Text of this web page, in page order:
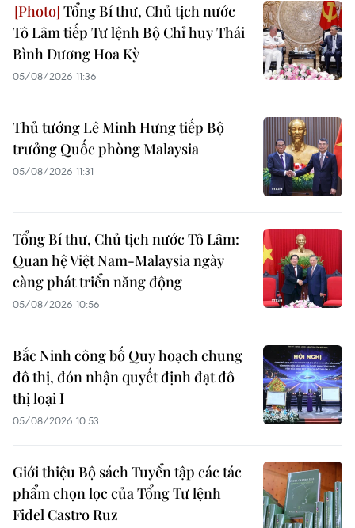
Tổng Bí thư, Chủ tịch nước
Tô Lâm tiếp Tư lệnh Bộ Chỉ huy Thái
Bình Dương Hoa Kỳ
05/08/2026 11:36
Thủ tướng Lê Minh Hưng tiếp Bộ
trưởng Quốc phòng Malaysia
05/08/2026 11:31
Tổng Bí thư, Chủ tịch nước Tô Lâm:
Quan hệ Việt Nam-Malaysia ngày
càng phát triển năng động
05/08/2026 10:56
Bắc Ninh công bố Quy hoạch chung
đô thị, đón nhận quyết định đạt đô
thị loại I
05/08/2026 10:53
Giới thiệu Bộ sách Tuyển tập các tác
phẩm chọn lọc của Tổng Tư lệnh
Fidel Castro Ruz